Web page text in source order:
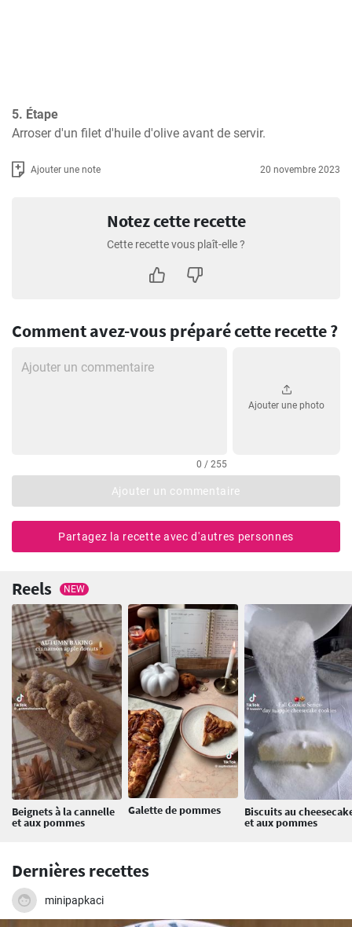
5. Étape
Arroser d'un filet d'huile d'olive avant de servir.
Ajouter une note 20 novembre 2023
Notez cette recette
Cette recette vous plaît-elle ?
Comment avez-vous préparé cette recette ?
0 / 255
Ajouter une photo
Ajouter un commentaire
Partagez la recette avec d'autres personnes
Reels NEW
Beignets à la cannelle
et aux pommes
Galette de pommes Biscuits au
et aux pommes
Dernières recettes
minipapkaci